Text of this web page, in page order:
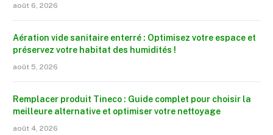
août 6, 2026
Aération vide sanitaire enterré : Optimisez votre espace et
préservez votre habitat des humidités !
août 5, 2026
Remplacer produit Tineco : Guide complet pour choisir la
meilleure alternative et optimiser votre nettoyage
août 4, 2026